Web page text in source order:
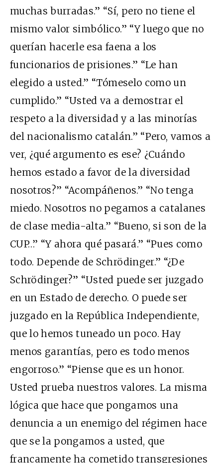
muchas burradas.” “Sí, pero no tiene el
mismo valor simbólico.” “Y luego que no
querían hacerle esa faena a los
funcionarios de prisiones.” “Le han
elegido a usted.” “Tómeselo como un
cumplido.” “Usted va a demostrar el
respeto a la diversidad y a las minorías
del nacionalismo catalán.” “Pero, vamos a
ver, ¿qué argumento es ese? ¿Cuándo
hemos estado a favor de la diversidad
nosotros?” “Acompáñenos.” “No tenga
miedo. Nosotros no pegamos a catalanes
de clase media-alta.” “Bueno, si son de la
CUP…” “Y ahora qué pasará.” “Pues como
todo. Depende de Schrödinger.” “¿De
Schrödinger?” “Usted puede ser juzgado
en un Estado de derecho. O puede ser
juzgado en la República Independiente,
que lo hemos tuneado un poco. Hay
menos garantías, pero es todo menos
engorroso.” “Piense que es un honor.
Usted prueba nuestros valores. La misma
lógica que hace que pongamos una
denuncia a un enemigo del régimen hace
que se la pongamos a usted, que
francamente ha cometido transgresiones